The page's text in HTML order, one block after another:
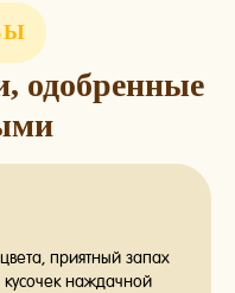
одобренные
приятный запах
наждачной